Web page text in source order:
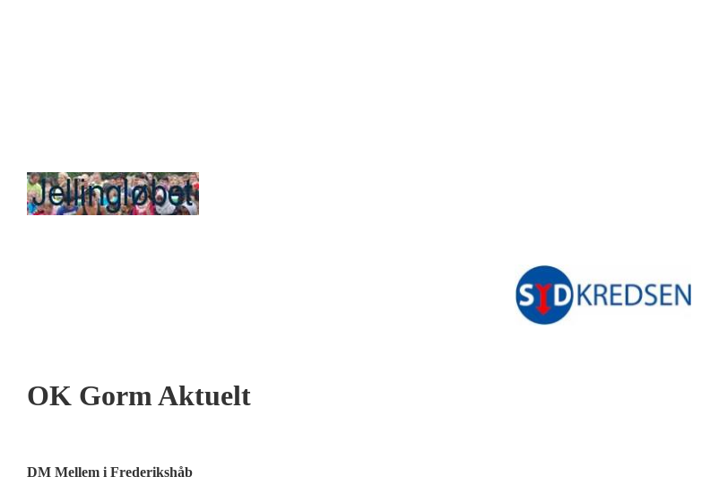
OK Gorm Aktuelt
DM Mellem i Frederikshåb